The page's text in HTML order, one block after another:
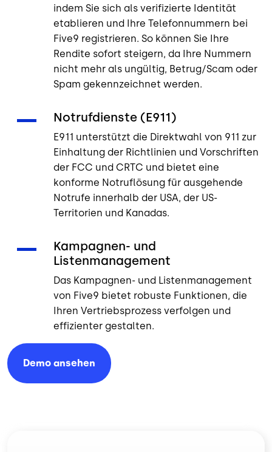
indem Sie sich als verifizierte Identität
etablieren und Ihre Telefonnummern bei
Five9 registrieren. So können Sie Ihre
Rendite sofort steigern, da Ihre Nummern
nicht mehr als ungültig, Betrug/Scam oder
Spam gekennzeichnet werden.
Notrufdienste (E911)
E911 unterstützt die Direktwahl von 911 zur
Einhaltung der Richtlinien und Vorschriften
der FCC und CRTC und bietet eine
konforme Notruflösung für ausgehende
Notrufe innerhalb der USA, der US-
Territorien und Kanadas.
Kampagnen- und
Listenmanagement
Das Kampagnen- und Listenmanagement
von Five9 bietet robuste Funktionen, die
Ihren Vertriebsprozess verfolgen und
effizienter gestalten.
Demo ansehen